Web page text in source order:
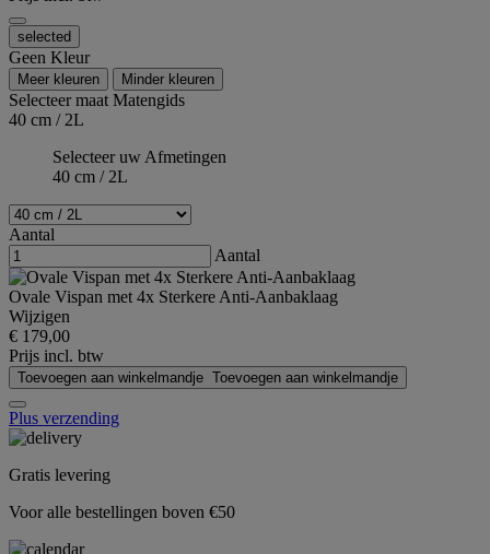
selected
Geen Kleur
Meer kleuren Minder kleuren
Selecteer maatMatengids
40 cm / 2L
Selecteer uw Afmetingen
40 cm / 2L
Aantal
Aantal
Ovale Vispan met 4x Sterkere Anti-Aanbaklaag
Wijzigen
€ 179,00
Prijs incl. btw
Toevoegen aan winkelmandje Toevoegen aan winkelmandje
Plus verzending
Gratis levering
Voor alle bestellingen boven €50